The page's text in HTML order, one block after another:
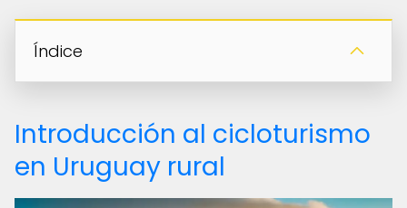
Índice
Introducción al cicloturismo
en Uruguay rural